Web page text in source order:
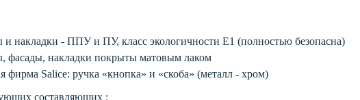
и накладки - ППУ и ПУ, класс экологичности Е1 (полностью безопасна)
фасады, накладки покрыты матовым лаком
фирма Salice: ручка «кнопка» и «скоба» (металл - хром)
составляющих :